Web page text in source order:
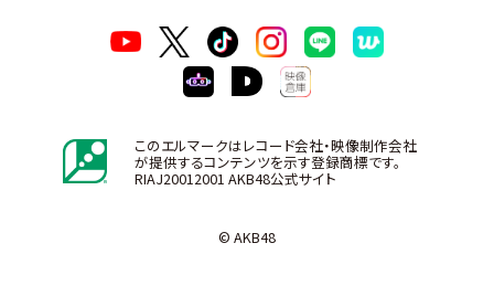
このエルマークはレコード会社・映像制作会社
が提供するコンテンツを示す登録商標です。
RIAJ20012001 AKB48公式サイト
© AKB48